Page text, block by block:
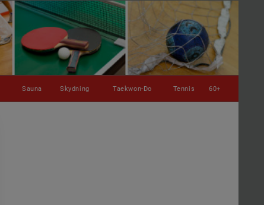
Sauna Skydning Taekwon-Do Tennis 60+